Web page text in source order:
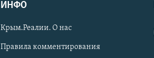
ИНФО
Крым.Реалии. О нас
Правила комментирования